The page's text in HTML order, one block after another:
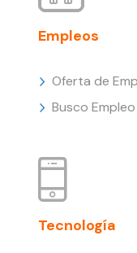
Empleos
Oferta de
Busco Empleo
Tecnología